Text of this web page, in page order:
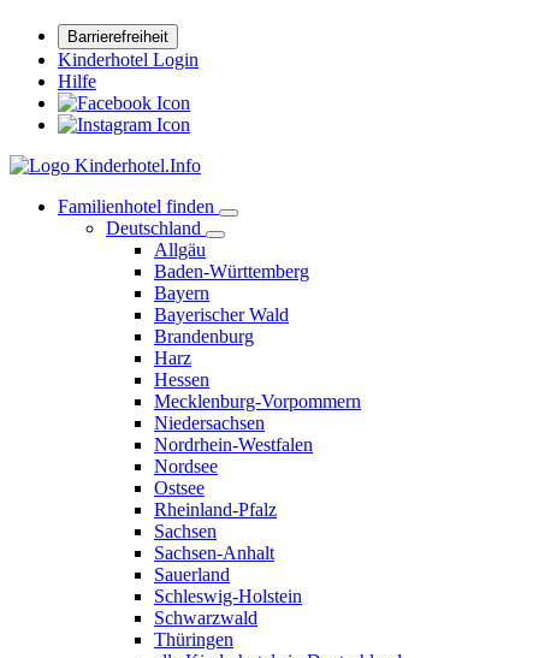
Barrierefreiheit
Kinderhotel Login
Hilfe
Familienhotel finden
Deutschland
Allgäu
Baden-Württemberg
Bayern
Bayerischer Wald
Brandenburg
Harz
Hessen
Mecklenburg-Vorpommern
Niedersachsen
Nordrhein-Westfalen
Nordsee
Ostsee
Rheinland-Pfalz
Sachsen
Sachsen-Anhalt
Sauerland
Schleswig-Holstein
Schwarzwald
Thüringen